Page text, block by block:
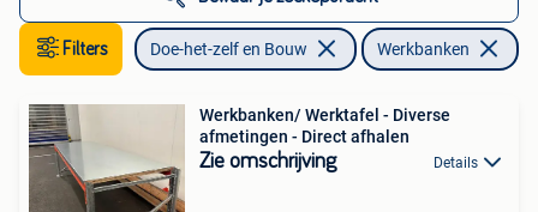
Filters Doe-het-zelf en Bouw Werkbanken
Werkbanken/ Werktafel - Diverse
afmetingen - Direct afhalen
Zie omschrijving Details